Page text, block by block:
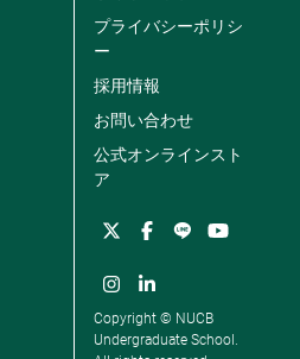
プライバシーポリシ
ー
採用情報
お問い合わせ
公式オンラインスト
ア
Copyright © NUCB
Undergraduate School.